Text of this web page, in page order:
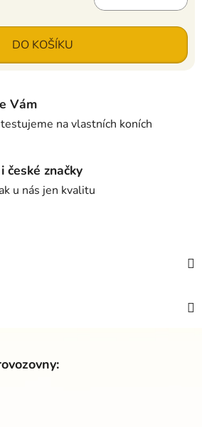
DO KOŠÍKU
Vám
na vlastních koních
české značky
u nás jen kvalitu